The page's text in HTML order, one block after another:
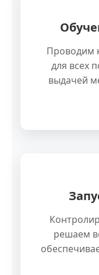
Проводим
для всех
выдачей
решаем